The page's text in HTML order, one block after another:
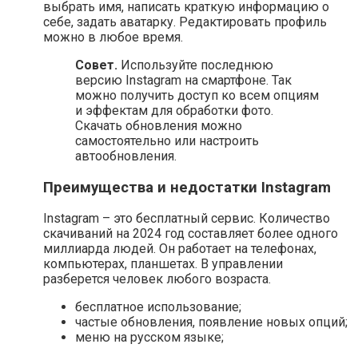
выбрать имя, написать краткую информацию о
себе, задать аватарку. Редактировать профиль
можно в любое время.
Совет. Используйте последнюю
версию Instagram на смартфоне. Так
можно получить доступ ко всем опциям
и эффектам для обработки фото.
Скачать обновления можно
самостоятельно или настроить
автообновления.
Преимущества и недостатки Instagram
Instagram – это бесплатный сервис. Количество
скачиваний на 2024 год составляет более одного
миллиарда людей. Он работает на телефонах,
компьютерах, планшетах. В управлении
разберется человек любого возраста.
бесплатное использование;
частые обновления, появление новых опций;
меню на русском языке;